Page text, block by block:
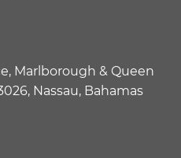
Marlborough & Queen
Nassau, Bahamas